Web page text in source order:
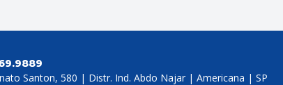
Santon, 580 | Distr. Ind. Abdo Najar | Americana | SP